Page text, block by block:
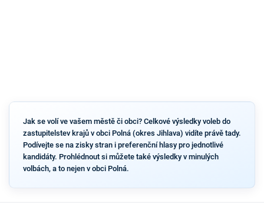
Jak se volí ve vašem městě či obci? Celkové výsledky voleb do
zastupitelstev krajů v obci Polná (okres Jihlava) vidíte právě tady.
Podívejte se na zisky stran i preferenční hlasy pro jednotlivé
kandidáty. Prohlédnout si můžete také výsledky v minulých
volbách, a to nejen v obci Polná.